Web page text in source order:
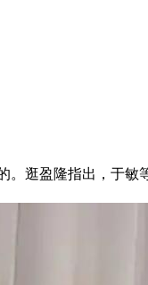
盈隆指出，于敏